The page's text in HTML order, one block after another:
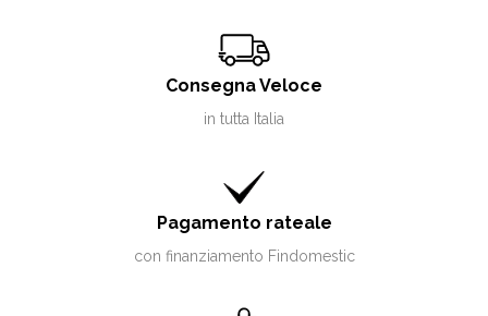
Consegna Veloce
in tutta Italia
Pagamento rateale
con finanziamento Findomestic